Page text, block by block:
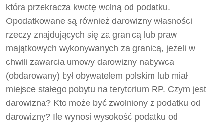
która przekracza kwotę wolną od podatku.
Opodatkowane są również darowizny własności
rzeczy znajdujących się za granicą lub praw
majątkowych wykonywanych za granicą, jeżeli w
chwili zawarcia umowy darowizny nabywca
(obdarowany) był obywatelem polskim lub miał
miejsce stałego pobytu na terytorium RP. Czym jest
darowizna? Kto może być zwolniony z podatku od
darowizny? Ile wynosi wysokość podatku od